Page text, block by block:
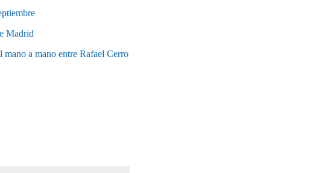
Madrid
a mano entre Rafael Cerro